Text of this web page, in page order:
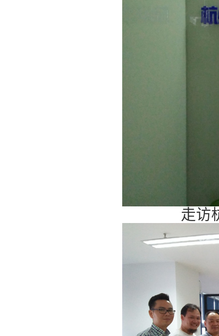
走访杭州